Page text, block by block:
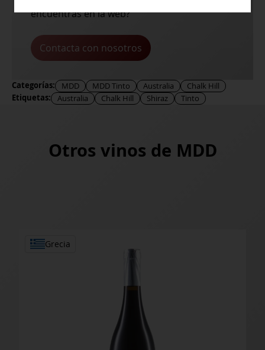
encuentras en la web?
Contacta con nosotros
Categorías: MDD MDD Tinto Australia Chalk Hill
Etiquetas: Australia Chalk Hill Shiraz Tinto
Otros vinos de MDD
Grecia